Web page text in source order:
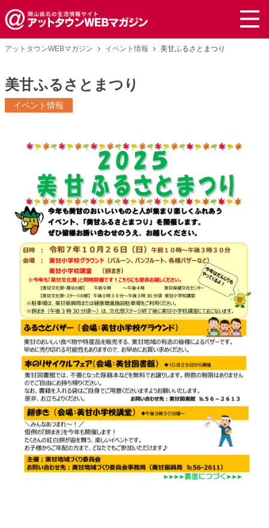
アットタウンWEBマガジン イベント情報 美甘ふるさとまつり
美甘ふるさとまつり
イベント情報